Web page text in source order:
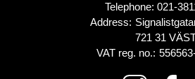
Telephone: 021-
Address:
721 31
VAT reg. no.: